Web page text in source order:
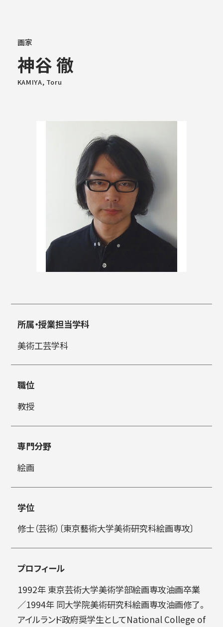
学部学科
入試情報
简体字
通信教育部
画家
神谷 徹
KAMIYA, Toru
所属・授業担当学科
美術工芸学科
職位
教授
専門分野
絵画
学位
修士（芸術）〔東京藝術大学美術研究科絵画専攻〕
プロフィール
1992年 東京芸術大学美術学部絵画専攻油画卒業
／1994年 同大学院美術研究科絵画専攻油画修了。
アイルランド政府奨学生としてNational College of